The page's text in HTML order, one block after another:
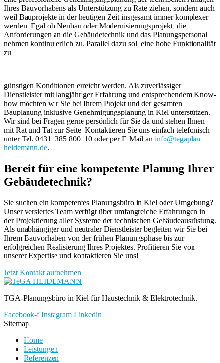
Ihres Bauvorhabens als Unterstützung zu Rate ziehen, sondern auch
weil Bauprojekte in der heutigen Zeit insgesamt immer komplexer
werden. Egal ob Neubau oder Modernisierungsprojekt, die
Anforderungen an die Gebäudetechnik und das Planungspersonal
nehmen kontinuierlich zu. Parallel dazu soll eine hohe Funktionalität
zu
günstigen Konditionen erreicht werden. Als zuverlässiger
Dienstleister mit langjähriger Erfahrung und entsprechendem Know-
how möchten wir Sie bei Ihrem Projekt und der gesamten
Bauplanung inklusive Genehmigungsplanung in Kiel unterstützen.
Wir sind bei Fragen gerne persönlich für Sie da und stehen Ihnen
mit Rat und Tat zur Seite. Kontaktieren Sie uns einfach telefonisch
unter Tel. 0431–385 800–10 oder per E-Mail an info@tegaplan-
heidemann.de.
Bereit für eine kompetente Planung Ihrer
Gebäudetechnik?
Sie suchen ein kompetentes Planungsbüro in Kiel oder Umgebung?
Unser versiertes Team verfügt über umfangreiche Erfahrungen in
der Projektierung aller Systeme der technischen Gebäudeausrüstung.
Als unabhängiger und neutraler Dienstleister begleiten wir Sie bei
Ihrem Bauvorhaben von der frühen Planungsphase bis zur
erfolgreichen Realisierung Ihres Projektes. Profitieren Sie von
unserer Expertise und kontaktieren Sie uns!
Jetzt Kontakt aufnehmen
TGA-Planungsbüro in Kiel für Haustechnik & Elektrotechnik.
Facebook-f Instagram Linkedin
Sitemap
Home
Leistungen
Referenzen